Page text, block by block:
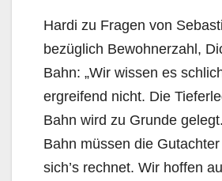
Hardi zu Fragen von
bezüglich Bewohnerzahl,
Bahn: „Wir wissen es
ergreifend nicht. Die
Bahn wird zu Grunde
Bahn müssen die
sich’s rechnet. Wir hoffen